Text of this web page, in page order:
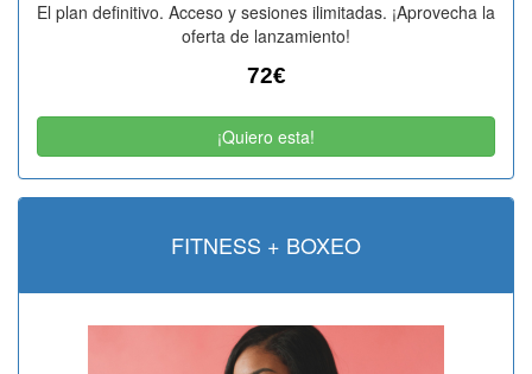
El plan definitivo. Acceso y sesiones ilimitadas. ¡Aprovecha la
oferta de lanzamiento!
72€
¡Quiero esta!
FITNESS + BOXEO